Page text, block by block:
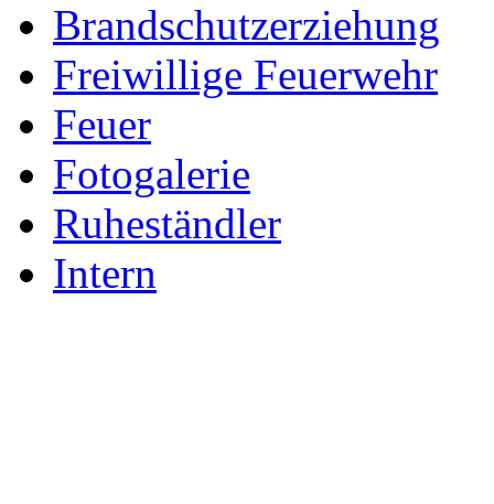
Brandschutzerziehung
Freiwillige Feuerwehr
Feuer
Fotogalerie
Ruheständler
Intern